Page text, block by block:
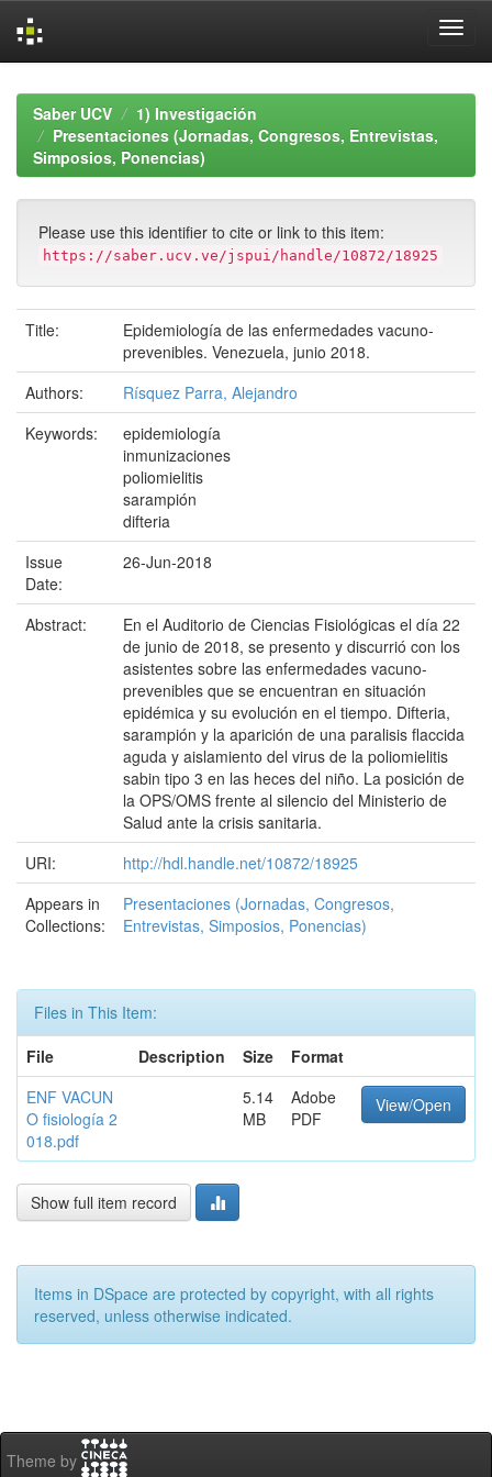
navigationSaber UCV
1) Investigación
Presentaciones (Jornadas, Congresos, Entrevistas,
Simposios, Ponencias)
Please use this identifier to cite or link to this item:
https://saber.ucv.ve/jspui/handle/10872/18925
Title:
Epidemiología de las enfermedades vacuno-
prevenibles. Venezuela, junio 2018.
Authors:
Rísquez Parra, Alejandro
Keywords:
epidemiología
inmunizaciones
poliomielitis
sarampión
difteria
Issue
Date:
26-Jun-2018
Abstract:
En el Auditorio de Ciencias Fisiológicas el día 22
de junio de 2018, se presento y discurrió con los
asistentes sobre las enfermedades vacuno-
prevenibles que se encuentran en situación
epidémica y su evolución en el tiempo. Difteria,
sarampión y la aparición de una paralisis flaccida
aguda y aislamiento del virus de la poliomielitis
sabin tipo 3 en las heces del niño. La posición de
la OPS/OMS frente al silencio del Ministerio de
Salud ante la crisis sanitaria.
URI:
http://hdl.handle.net/10872/18925
Appears in
Collections:
Presentaciones (Jornadas, Congresos,
Entrevistas, Simposios, Ponencias)
Files in This Item:
File
Description Size
Format
ENF VACUN
O fisiología 2
018.pdf
5.14
MB
Adobe
PDF
View/Open
Show full item record
Items in DSpace are protected by copyright, with all rights
reserved, unless otherwise indicated.
Theme by